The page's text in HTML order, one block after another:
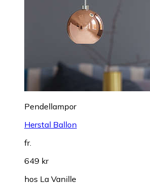
Pendellampor
Herstal Ballon
fr.
649 kr
hos La Vanille